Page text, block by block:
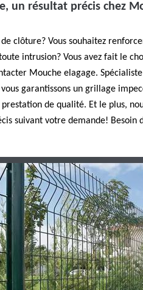
un résultat précis chez
de clôture? Vous souhaitez
intrusion? Vous avez fait le
Mouche elagage.
garantissons un grillage
de qualité. Et le plus,
suivant votre demande! Besoin